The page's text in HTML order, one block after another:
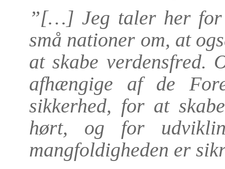
”[…] Jeg taler her for
små nationer om, at
at skabe verdensfred.
afhængige af de
sikkerhed, for at
hørt, og for
mangfoldigheden er